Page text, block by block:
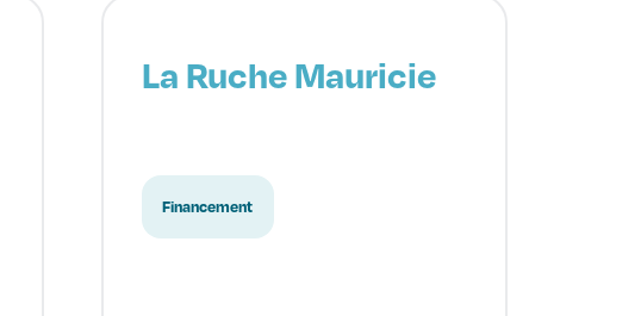
La Ruche Mauricie
Financement